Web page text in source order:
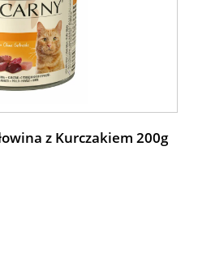
z Kurczakiem 200g